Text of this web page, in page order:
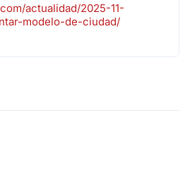
actualidad/2025-11-
modelo-de-ciudad/